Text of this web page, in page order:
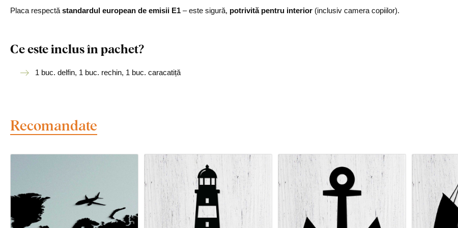
Placa respectă standardul european de emisii E1 – este sigură, potrivită pentru interior (inclusiv camera copiilor).
Ce este inclus în pachet?
1 buc. delfin, 1 buc. rechin, 1 buc. caracatiță
Recomandate